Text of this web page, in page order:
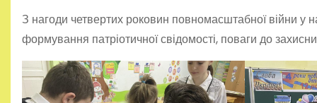
З нагоди четвертих роковин повномасштабної війни
формування патріотичної свідомості, поваги до